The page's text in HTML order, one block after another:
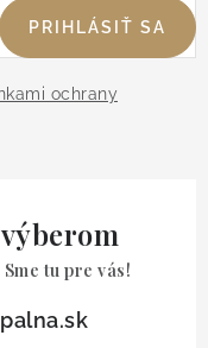
ochrany
PRIHLÁSIŤ SA
tu pre vás!